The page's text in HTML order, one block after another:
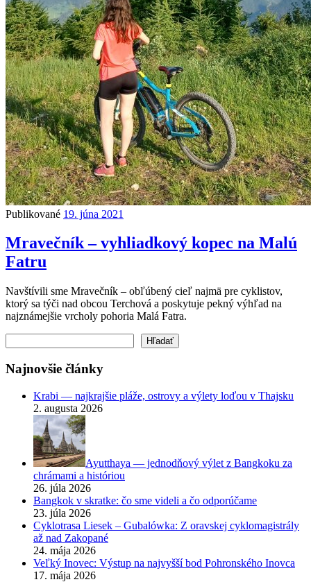
Publikované 19. júna 2021
Mravečník – vyhliadkový kopec na Malú
Fatru
Navštívili sme Mravečník – obľúbený cieľ najmä pre cyklistov,
ktorý sa týči nad obcou Terchová a poskytuje pekný výhľad na
najznámejšie vrcholy pohoria Malá Fatra.
Hľadať
Najnovšie články
Krabi — najkrajšie pláže, ostrovy a výlety loďou v Thajsku
2. augusta 2026
Ayutthaya — jednodňový výlet z Bangkoku za
chrámami a históriou
26. júla 2026
Bangkok v skratke: čo sme videli a čo odporúčame
23. júla 2026
Cyklotrasa Liesek – Gubalówka: Z oravskej cyklomagistrály
až nad Zakopané
24. mája 2026
Veľký Inovec: Výstup na najvyšší bod Pohronského Inovca
17. mája 2026